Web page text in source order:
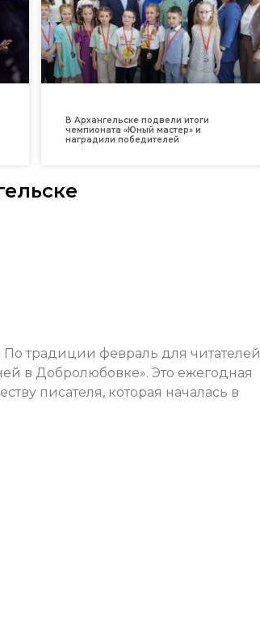
В Архангельске подвели итоги
чемпионата «Юный мастер» и
наградили победителей
традиции февраль для читателей
в Добролюбовке». Это ежегодная
писателя, которая началась в